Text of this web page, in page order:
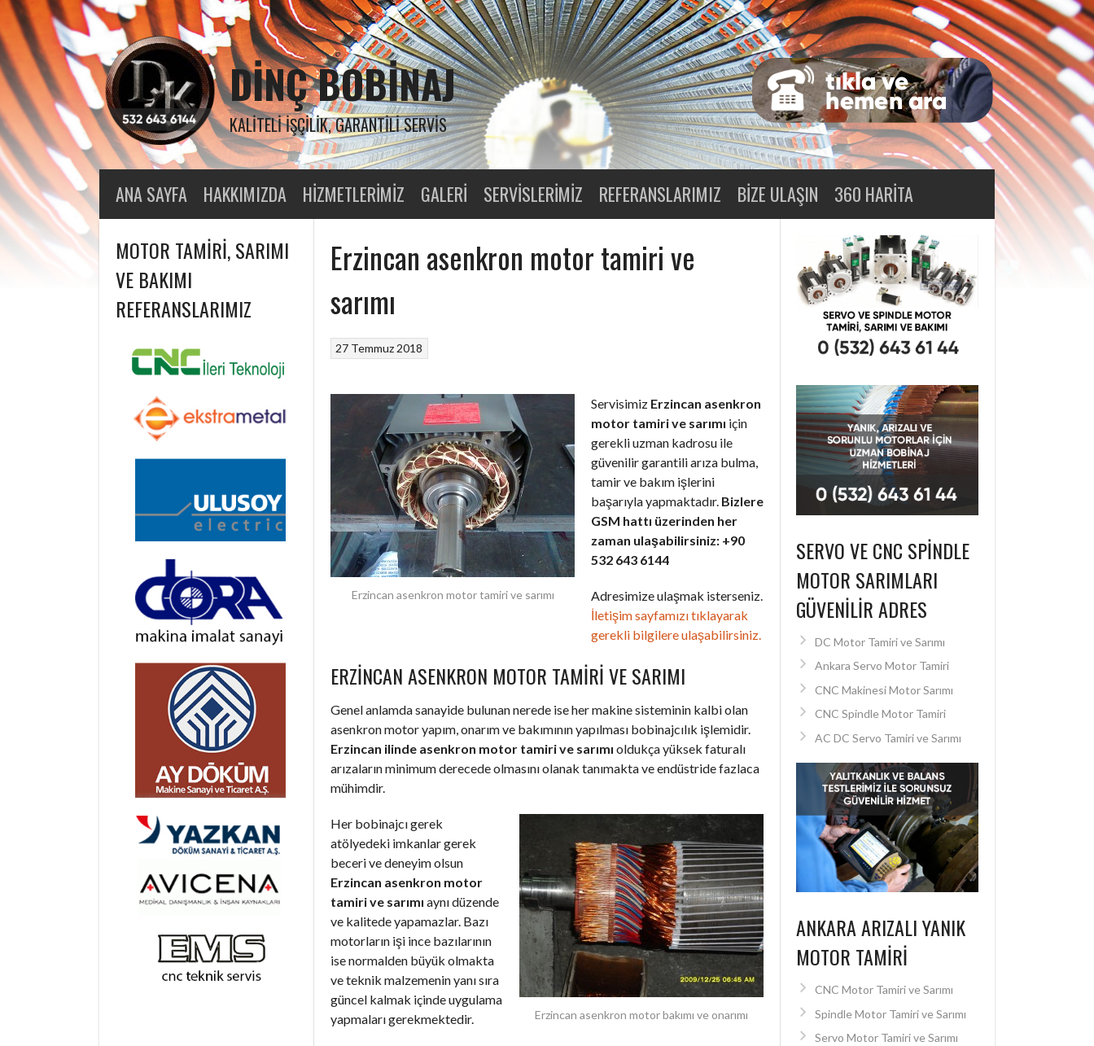
Skip
content
DINÇ BOBINAJ
KALITELI İŞÇILIK, GARANTILI SERVIS
ANA SAYFA HAKKIMIZDA HIZMETLERIMIZ GALERI SERVISLERIMIZ REFERANSLARIMIZ BIZE ULAŞIN 360 HARITA
Erzincan asenkron motor tamiri ve
sarımı
27 Temmuz 2018
Erzincan asenkron motor tamiri ve sarımı
Servisimiz Erzincan asenkron
motor tamiri ve sarımı için
gerekli uzman kadrosu ile
güvenilir garantili arıza bulma,
tamir ve bakım işlerini
başarıyla yapmaktadır. Bizlere
GSM hattı üzerinden her
zaman ulaşabilirsiniz: +90
532 643 6144
Adresimize ulaşmak isterseniz.
İletişim sayfamızı tıklayarak
gerekli bilgilere ulaşabilirsiniz.
ERZINCAN ASENKRON MOTOR TAMIRI VE SARIMI
Genel anlamda sanayide bulunan nerede ise her makine sisteminin kalbi olan
asenkron motor yapım, onarım ve bakımının yapılması bobinajcılık işlemidir.
Erzincan ilinde asenkron motor tamiri ve sarımı oldukça yüksek faturalı
arızaların minimum derecede olmasını olanak tanımakta ve endüstride fazlaca
mühimdir.
Erzincan asenkron motor bakımı ve onarımı
Her bobinajcı gerek
atölyedeki imkanlar gerek
beceri ve deneyim olsun
Erzincan asenkron motor
tamiri ve sarımı aynı düzende
ve kalitede yapamazlar. Bazı
motorların işi ince bazılarının
ise normalden büyük olmakta
ve teknik malzemenin yanı sıra
güncel kalmak içinde uygulama
yapmaları gerekmektedir.
MOTOR TAMIRI, SARIMI
VE BAKIMI
REFERANSLARIMIZ
SERVO VE CNC SPINDLE
MOTOR SARIMLARI
GÜVENILIR ADRES
DC Motor Tamiri ve Sarımı
Ankara Servo Motor Tamiri
CNC Makinesi Motor Sarımı
CNC Spindle Motor Tamiri
AC DC Servo Tamiri ve Sarımı
ANKARA ARIZALI YANIK
MOTOR TAMIRI
CNC Motor Tamiri ve Sarımı
Spindle Motor Tamiri ve Sarımı
Servo Motor Tamiri ve Sarımı